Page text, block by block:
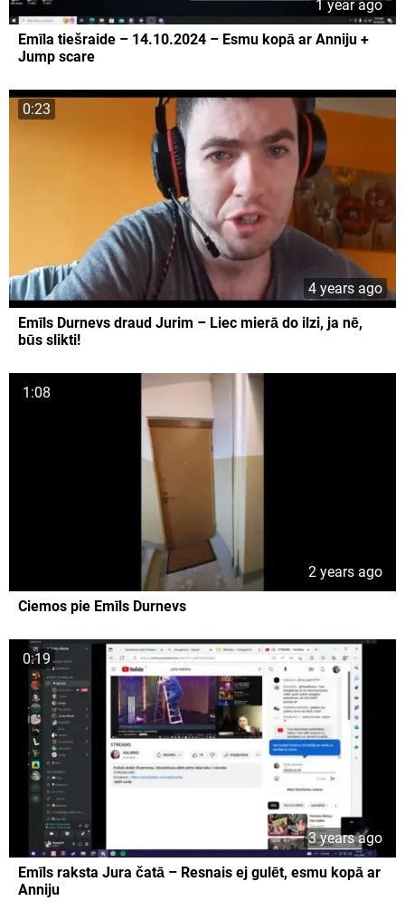
1 year ago
Emīla tiešraide – 14.10.2024 – Esmu kopā ar Anniju +
Jump scare
0:23
4 years ago
Emīls Durnevs draud Jurim – Liec mierā do ilzi, ja nē,
būs slikti!
1:08
2 years ago
Ciemos pie Emīls Durnevs
0:19
3 years ago
Emīls raksta Jura čatā – Resnais ej gulēt, esmu kopā ar
Anniju